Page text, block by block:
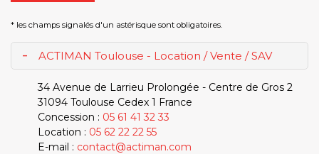
* les champs signalés d'un astérisque sont obligatoires.
ACTIMAN Toulouse - Location / Vente / SAV
-
34 Avenue de Larrieu Prolongée - Centre de Gros 2
31094 Toulouse Cedex 1 France
Concession : 05 61 41 32 33
Location : 05 62 22 22 55
E-mail : contact@actiman.com